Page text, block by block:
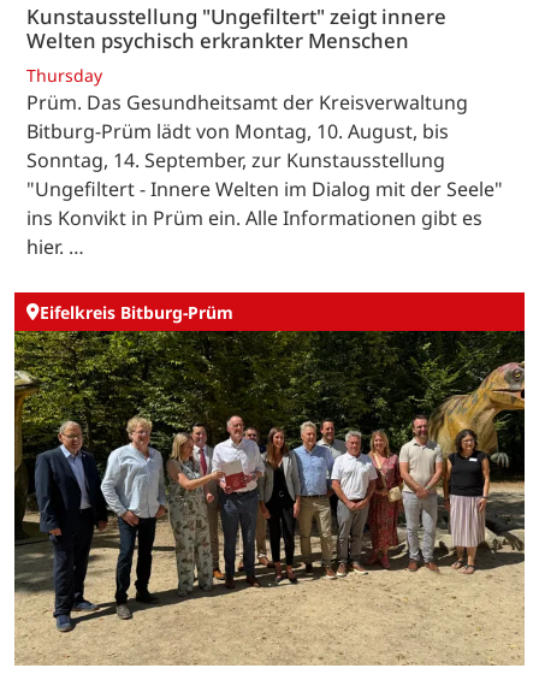
Kunstausstellung "Ungefiltert" zeigt innere
Welten psychisch erkrankter Menschen
Thursday
Prüm. Das Gesundheitsamt der Kreisverwaltung
Bitburg-Prüm lädt von Montag, 10. August, bis
Sonntag, 14. September, zur Kunstausstellung
"Ungefiltert - Innere Welten im Dialog mit der Seele"
ins Konvikt in Prüm ein. Alle Informationen gibt es
hier. …
Eifelkreis Bitburg-Prüm